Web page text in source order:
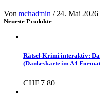
Von mchadmin / 24. Mai 2026
Neueste Produkte
Rätsel-Krimi interaktiv:
(Dankeskarte im A4-
CHF 7.80